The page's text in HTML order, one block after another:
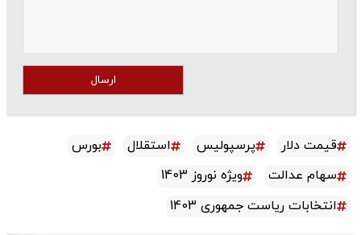
ارسال
قیمت دلار پرسپولیس استقلال
بورس
سهام عدالت
ویژه نوروز 1403
انتخابات ریاست جمهوری 1403